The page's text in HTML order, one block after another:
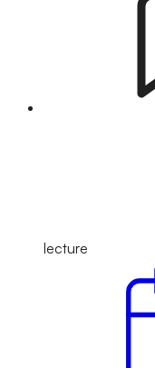
lecture